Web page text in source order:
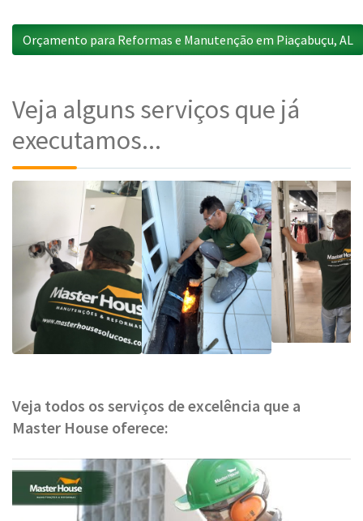
Orçamento para Reformas e Manutenção em Piaçabuçu, AL
Veja alguns serviços que já
executamos...
Veja todos os serviços de excelência que a
Master House oferece: